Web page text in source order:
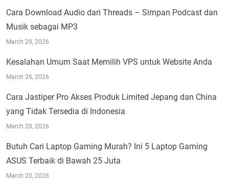
Cara Download Audio dari Threads – Simpan Podcast dan
Musik sebagai MP3
March 29, 2026
Kesalahan Umum Saat Memilih VPS untuk Website Anda
March 26, 2026
Cara Jastiper Pro Akses Produk Limited Jepang dan China
yang Tidak Tersedia di Indonesia
March 20, 2026
Butuh Cari Laptop Gaming Murah? Ini 5 Laptop Gaming
ASUS Terbaik di Bawah 25 Juta
March 20, 2026